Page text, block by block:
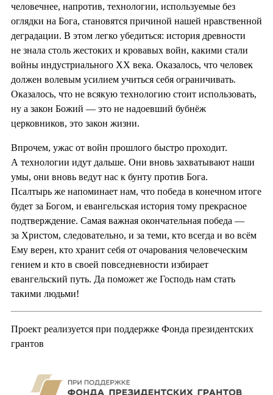
человечнее, напротив, технологии, используемые без
оглядки на Бога, становятся причиной нашей нравственной
деградации. В этом легко убедиться: история древности
не знала столь жестоких и кровавых войн, какими стали
войны индустриального XX века. Оказалось, что человек
должен волевым усилием учиться себя ограничивать.
Оказалось, что не всякую технологию стоит использовать,
ну а закон Божий — это не надоевший бубнёж
церковников, это закон жизни.
Впрочем, ужас от войн прошлого быстро проходит.
А технологии идут дальше. Они вновь захватывают наши
умы, они вновь ведут нас к бунту против Бога.
Псалтырь же напоминает нам, что победа в конечном итоге
будет за Богом, и евангельская история тому прекрасное
подтверждение. Самая важная окончательная победа —
за Христом, следовательно, и за теми, кто всегда и во всём
Ему верен, кто хранит себя от очарования человеческим
гением и кто в своей повседневности избирает
евангельский путь. Да поможет же Господь нам стать
такими людьми!
Проект реализуется при поддержке Фонда президентских
грантов